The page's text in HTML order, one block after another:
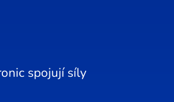
spojují síly